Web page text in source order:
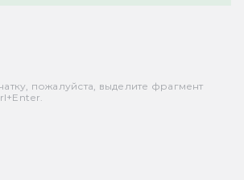
пожалуйста, выделите фрагмент